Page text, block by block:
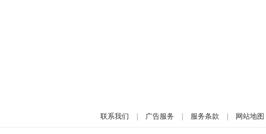
联系我们 广告服务 服务条款 网站地图